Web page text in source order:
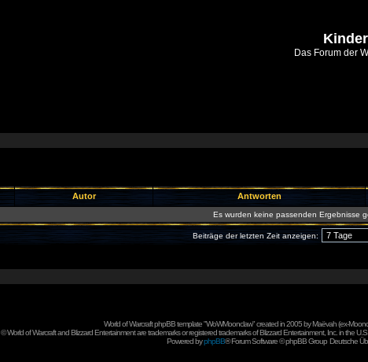
Das Forum der
Autor Antworten
Es wurden keine passenden Ergebnisse
Beiträge der letzten Zeit anzeigen:
World of Warcraft phpBB template "WoWMoonclaw" created in 2005 byMaëvah(ex-
©World of Warcraft and Blizzard Entertainment are trademarks or registered trademarks of Blizzard Entertainment, Inc. in the
Powered byphpBB® Forum Software © phpBB Group Deutsche